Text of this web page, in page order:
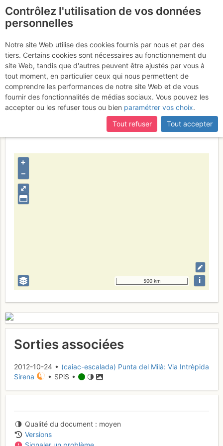
certaines pages ne sont plus accessibles, manquantes ou
incomplètes, déconnectez-vous puis reconnectez-vous à votre
compte sur le site.
Ambient assegurat
Activités
Contributeur
SPiS
Type d'image (licence)
individuel (CC by-nc-nd)
1351605314_865625289.jpg
⤢
+
–
500 km i
Sorties associées
2012-10-24 • (caiac-escalada) Punta del Milà: Via Intrèpida
Sirena
• SPiS •
Qualité du document
moyen
Versions
Contrôlez l'utilisation de vos données
personnelles
Notre site Web utilise des cookies fournis par nous et par des
tiers. Certains cookies sont nécessaires au fonctionnement du
site Web, tandis que d'autres peuvent être ajustés par vous à
tout moment, en particulier ceux qui nous permettent de
comprendre les performances de notre site Web et de vous
fournir des fonctionnalités de médias sociaux. Vous pouvez les
accepter ou les refuser tous ou bien paramétrer vos choix.
Tout refuser
Tout accepter